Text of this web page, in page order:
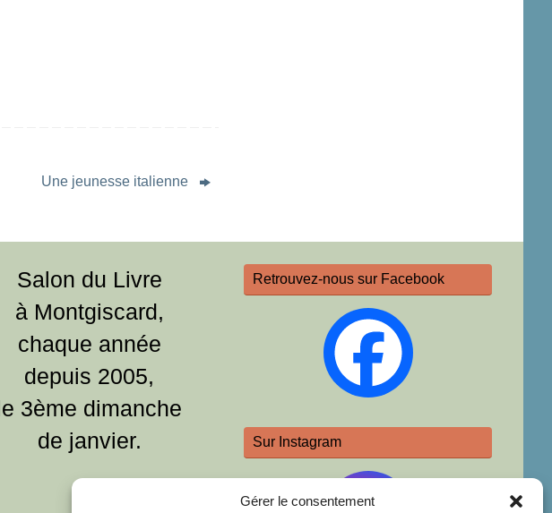
Gérer le consentement
Une jeunesse italienne
Salon du Livre
à Montgiscard,
chaque année
depuis 2005,
3ème dimanche
de janvier.
Retrouvez-nous sur Facebook
Sur Instagram